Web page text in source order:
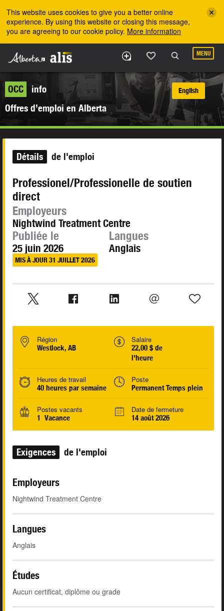
This website uses cookies to give you a better online
experience. By using this website or closing this message,
you are agreeing to our cookie policy. More information
MENU
OCC
info
Offres d’emploi en Alberta
English
Détails de l'emploi
Professionel/Professionelle de soutien
direct
Employeurs
Nightwind Treatment Centre
Publiée le
25 juin 2026
MIS À JOUR 31 JUILLET 2026
Langues
Anglais
Région
Westlock, AB
Salaire
22,00 $ de
l'heure
Heures de travail
40 heures par semaine
Poste
Permanent Temps plein
Postes vacants
1 Vacance
Date de fermeture
14 août 2026
Exigences de l'emploi
Employeurs
Nightwind Treatment Centre
Langues
Anglais
Études
Aucun certificat, diplôme ou grade